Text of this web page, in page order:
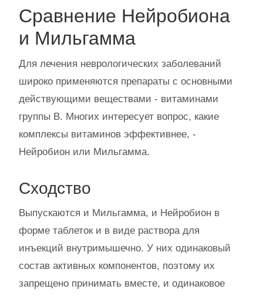
Сравнение Нейробиона
и Мильгамма
Для лечения неврологических заболеваний
широко применяются препараты с основными
действующими веществами - витаминами
группы B. Многих интересует вопрос, какие
комплексы витаминов эффективнее, -
Нейробион или Мильгамма.
Сходство
Выпускаются и Мильгамма, и Нейробион в
форме таблеток и в виде раствора для
инъекций внутримышечно. У них одинаковый
состав активных компонентов, поэтому их
запрещено принимать вместе, и одинаковое